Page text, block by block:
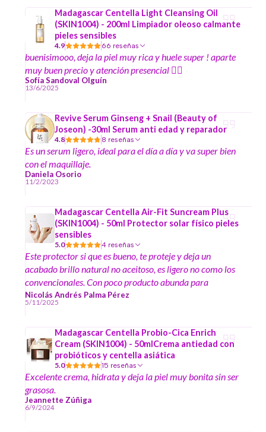
Madagascar Centella Light Cleansing Oil
(SKIN1004) - 200ml Limpiador oleoso calmante
pieles sensibles
4.9 66 reseñas
buenisimooo, deja la piel muy rica y huele super ! aparte
muy buen precio y atención presencial ☝🏻
Sofía Sandoval Olguín
13/6/2025
Revive Serum Ginseng + Snail (Beauty of
Joseon) -30ml Serum anti edad y reparador
4.8 8 reseñas
Es un serum ligero, ideal para el día a día y va super bien
con el maquillaje.
Daniela Osorio
11/2/2023
Madagascar Centella Air-Fit Suncream Plus
(SKIN1004) - 50ml Protector solar físico pieles
sensibles
5.0 4 reseñas
Este protector si que es bueno, te proteje y deja un
acabado brillo natural no aceitoso, es ligero no como los
convencionales. Con poco producto abunda para
bastante área ; El mejor protector que he probado.
Nicolás Andrés Palma Pérez
5/11/2025
Madagascar Centella Probio-Cica Enrich
Cream (SKIN1004) - 50mlCrema antiedad con
probióticos y centella asiática
5.0 15 reseñas
Excelente crema, hidrata y deja la piel muy bonita sin ser
grasosa.
Jeannette Zúñiga
6/9/2024